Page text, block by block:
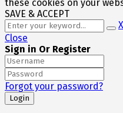
these cookies on your
SAVE & ACCEPT
X
Close
Sign in Or Register
Forgot your password?